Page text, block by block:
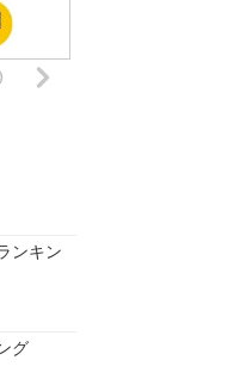
ンキン
グ